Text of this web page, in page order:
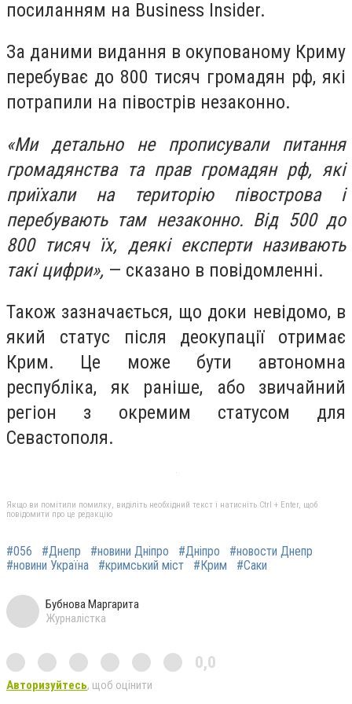
посиланням на Business Insider.
За даними видання в окупованому Криму
перебуває до 800 тисяч громадян рф, які
потрапили на півострів незаконно.
«Ми детально не прописували питання
громадянства та прав громадян рф, які
приїхали на територію півострова і
перебувають там незаконно. Від 500 до
800 тисяч їх, деякі експерти називають
такі цифри», — сказано в повідомленні.
Також зазначається, що доки невідомо, в
який статус після деокупації отримає
Крим. Це може бути автономна
республіка, як раніше, або звичайний
регіон з окремим статусом для
Севастополя.
Якщо ви помітили помилку, виділіть необхідний текст і натисніть Ctrl + Enter, щоб
повідомити про це редакцію
#056 #Днепр #новини Дніпро #Дніпро
#новости Днепр
#новини Україна
#кримський міст #Крим #Саки
Бубнова Маргарита
Журналістка
0,0
Авторизуйтесь, щоб оцінити